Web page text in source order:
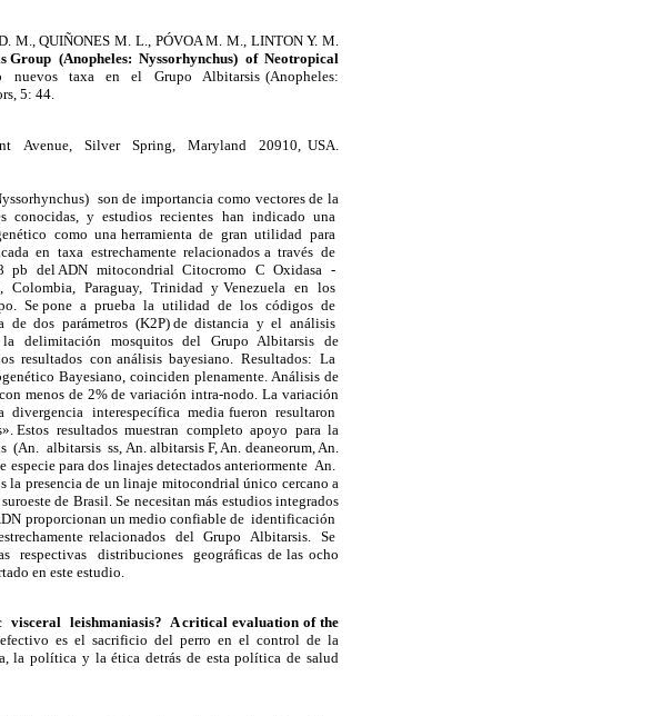
M., QUIÑONES M. L., PÓVOA M. M., LINTON Y. M.
Group (Anopheles: Nyssorhynchus) of Neotropical
nuevos taxa en el Grupo Albitarsis (Anopheles:
5: 44.
Avenue, Silver Spring, Maryland 20910, USA.
son de importancia como vectores de la
conocidas, y estudios recientes han indicado una
como una herramienta de gran utilidad para
en taxa estrechamente relacionados a través de
pb del ADN mitocondrial Citocromo C Oxidasa -
Colombia, Paraguay, Trinidad y Venezuela en los
Se pone a prueba la utilidad de los códigos de
de dos parámetros (K2P) de distancia y el análisis
delimitación mosquitos del Grupo Albitarsis de
resultados con análisis bayesiano. Resultados: La
Bayesiano, coinciden plenamente. Análisis de
menos de 2% de variación intra-nodo. La variación
divergencia interespecífica media fueron resultaron
Estos resultados muestran completo apoyo para la
albitarsis ss, An. albitarsis F, An. deaneorum, An.
para dos linajes detectados anteriormente An.
presencia de un linaje mitocondrial único cercano a
de Brasil. Se necesitan más estudios integrados
proporcionan un medio confiable de identificación
relacionados del Grupo Albitarsis. Se
respectivas distribuciones geográficas de las ocho
en este estudio.
leishmaniasis? A critical evaluation of the
es el sacrificio del perro en el control de la
política y la ética detrás de esta política de salud